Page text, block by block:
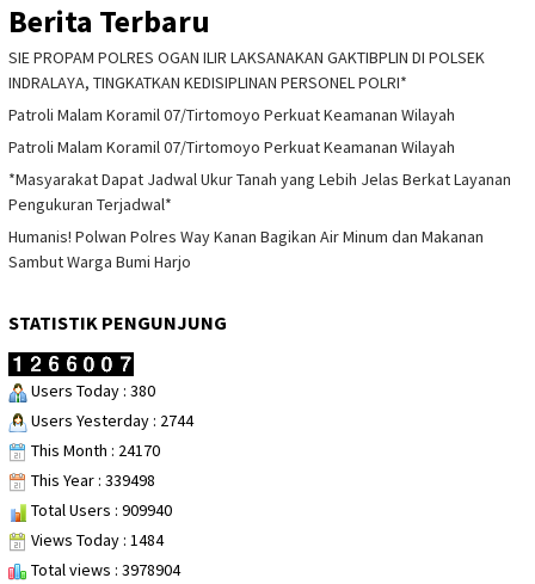
Berita Terbaru
SIE PROPAM POLRES OGAN ILIR LAKSANAKAN GAKTIBPLIN DI POLSEK
INDRALAYA, TINGKATKAN KEDISIPLINAN PERSONEL POLRI*
Patroli Malam Koramil 07/Tirtomoyo Perkuat Keamanan Wilayah
Patroli Malam Koramil 07/Tirtomoyo Perkuat Keamanan Wilayah
*Masyarakat Dapat Jadwal Ukur Tanah yang Lebih Jelas Berkat Layanan
Pengukuran Terjadwal*
Humanis! Polwan Polres Way Kanan Bagikan Air Minum dan Makanan
Sambut Warga Bumi Harjo
STATISTIK PENGUNJUNG
Users Today : 380
Users Yesterday : 2744
This Month : 24170
This Year : 339498
Total Users : 909940
Views Today : 1484
Total views : 3978904